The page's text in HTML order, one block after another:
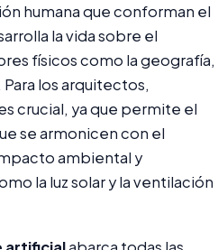
humana que conforman el
la vida sobre el
físicos como la geografía,
los arquitectos,
crucial, ya que permite el
se armonicen con el
ambiental y
la luz solar y la ventilación